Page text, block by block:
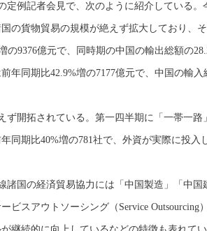
定例記者会見で、次のように紹介している。
の貨物貿易の規模が絶えず拡大しており、
の9376億元で、同時期の中国の輸出総額の
年同期比42.9%増の7177億元で、中国の輸入
ず開拓されている。第一四半期に「一帯一路
同期比40%増の781社で、外資が実際に投入
諸国の経済貿易協力には「中国製造」「中国
ビスアウトソーシング（Service Outsourcing